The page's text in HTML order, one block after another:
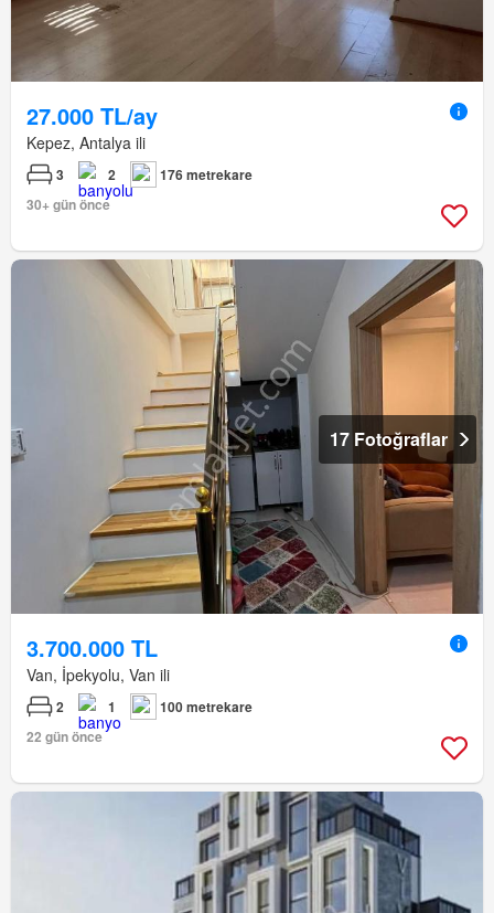
27.000 TL/ay
Kepez, Antalya ili
3 2
176 metrekare
30+ gün önce
17 Fotoğraflar
3.700.000 TL
Van, İpekyolu, Van ili
2 1
100 metrekare
22 gün önce